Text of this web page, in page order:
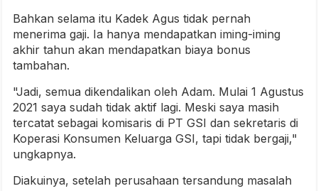
Bahkan selama itu Kadek Agus tidak pernah
menerima gaji. Ia hanya mendapatkan iming-iming
akhir tahun akan mendapatkan biaya bonus
tambahan.
"Jadi, semua dikendalikan oleh Adam. Mulai 1 Agustus
2021 saya sudah tidak aktif lagi. Meski saya masih
tercatat sebagai komisaris di PT GSI dan sekretaris di
Koperasi Konsumen Keluarga GSI, tapi tidak bergaji,"
ungkapnya.
Diakuinya, setelah perusahaan tersandung masalah